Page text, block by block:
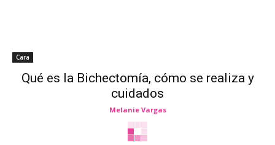
Cara
Qué es la Bichectomía, cómo se realiza y
cuidados
Melanie Vargas